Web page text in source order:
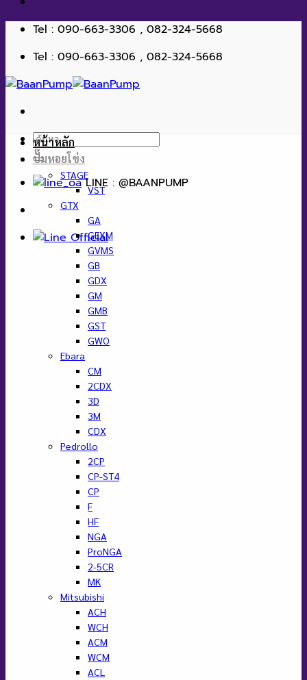
ข้าม
เนื้อหา
Tel : 090-663-3306 , 082-324-5668
Tel : 090-663-3306 , 082-324-5668
ค้นหา:
LINE : @BAANPUMP
หน้าหลัก
ปั๊มหอยโข่ง
STAGE
VST
GTX
GA
GEXM
GVMS
GB
GDX
GM
GMB
GST
GWO
Ebara
CM
2CDX
3D
3M
CDX
Pedrollo
2CP
CP-ST4
CP
F
HF
NGA
ProNGA
2-5CR
MK
Mitsubishi
ACH
WCH
ACM
WCM
ACL